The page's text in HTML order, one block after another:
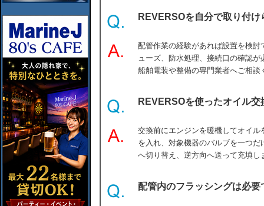
REVERSOを自分で取り付け
配管作業の経験があれば設置を検
ューズ、防水処理、接続口の確認
船舶電装や整備の専門業者へご相談
REVERSOを使ったオイル交
交換前にエンジンを暖機してオイ
を入れ、対象機器のバルブを一つ
へ切り替え、逆方向へ送って充填し
配管内のフラッシングは必要